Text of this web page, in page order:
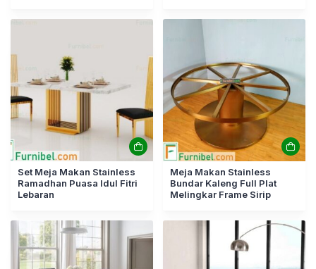
Set Meja Makan Stainless
Ramadhan Puasa Idul Fitri
Lebaran
Meja Makan Stainless
Bundar Kaleng Full Plat
Melingkar Frame Sirip